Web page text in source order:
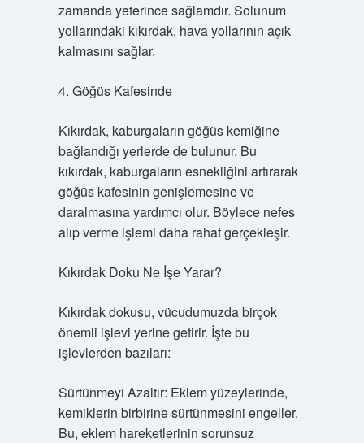
zamanda yeterince sağlamdır. Solunum
yollarındaki kıkırdak, hava yollarının açık
kalmasını sağlar.
4. Göğüs Kafesinde
Kıkırdak, kaburgaların göğüs kemiğine
bağlandığı yerlerde de bulunur. Bu
kıkırdak, kaburgaların esnekliğini artırarak
göğüs kafesinin genişlemesine ve
daralmasına yardımcı olur. Böylece nefes
alıp verme işlemi daha rahat gerçekleşir.
Kıkırdak Doku Ne İşe Yarar?
Kıkırdak dokusu, vücudumuzda birçok
önemli işlevi yerine getirir. İşte bu
işlevlerden bazıları:
Sürtünmeyi Azaltır: Eklem yüzeylerinde,
kemiklerin birbirine sürtünmesini engeller.
Bu, eklem hareketlerinin sorunsuz